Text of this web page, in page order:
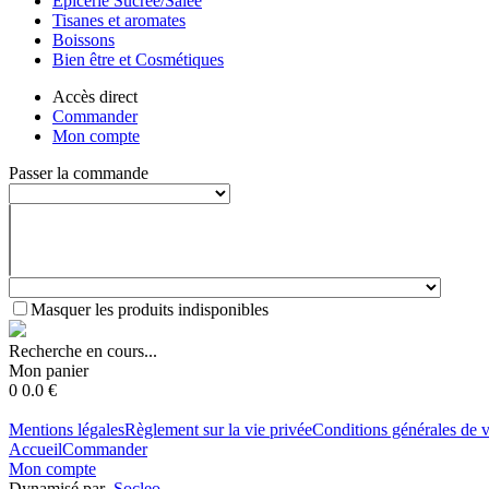
Tisanes et aromates
Boissons
Bien être et Cosmétiques
Accès direct
Commander
Mon compte
Passer la commande
Masquer les produits indisponibles
Recherche en cours...
Mon panier
0 0.0 €
Mentions légalesRèglement sur la vie privéeConditions générales de
AccueilCommander
Mon compte